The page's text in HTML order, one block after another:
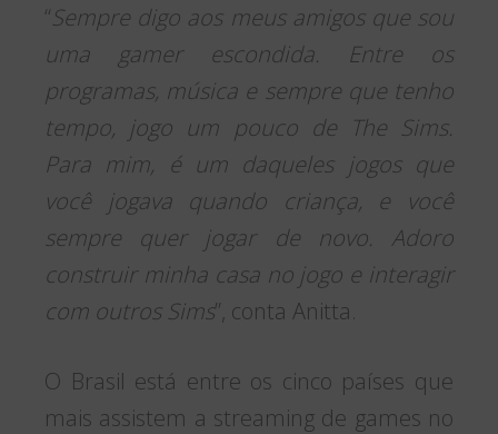
“Sempre digo aos meus amigos que sou
uma gamer escondida. Entre os
programas, música e sempre que tenho
tempo, jogo um pouco de The Sims.
Para mim, é um daqueles jogos que
você jogava quando criança, e você
sempre quer jogar de novo. Adoro
construir minha casa no jogo e interagir
com outros Sims”, conta Anitta.
O Brasil está entre os cinco países que
mais assistem a streaming de games no